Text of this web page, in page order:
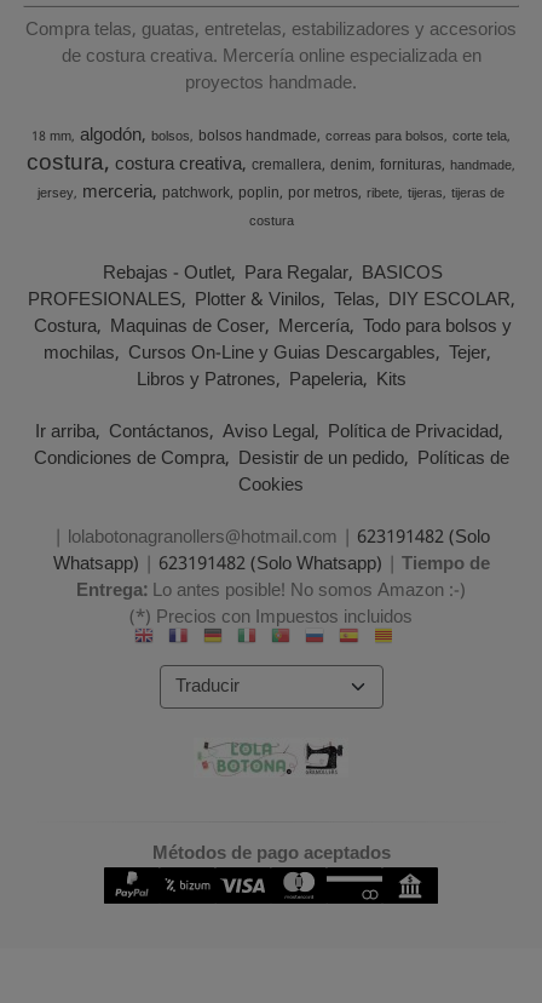
Compra telas, guatas, entretelas, estabilizadores y accesorios
de costura creativa. Mercería online especializada en
proyectos handmade.
18 mm algodón bolsos bolsos handmade correas para bolsos corte tela
costura costura creativa cremallera denim fornituras handmade
jersey merceria patchwork poplin por metros ribete tijeras tijeras de
costura
Rebajas - Outlet Para Regalar BASICOS
PROFESIONALES Plotter & Vinilos Telas DIY ESCOLAR
Costura Maquinas de Coser Mercería Todo para bolsos y
mochilas Cursos On-Line y Guias Descargables Tejer
Libros y Patrones Papeleria Kits
Ir arriba Contáctanos Aviso Legal Política de Privacidad
Condiciones de Compra Desistir de un pedido Políticas de
Cookies
| lolabotonagranollers@hotmail.com | 623191482 (Solo
Whatsapp) | 623191482 (Solo Whatsapp) | Tiempo de
Entrega:Lo antes posible! No somos Amazon :-)
(*) Precios con Impuestos incluidos
Métodos de pago aceptados